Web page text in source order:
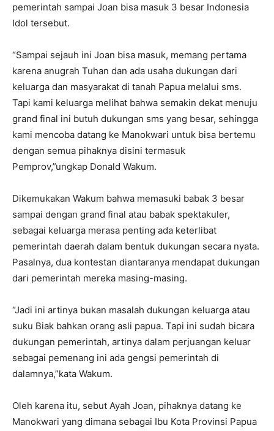
pemerintah sampai Joan bisa masuk 3 besar Indonesia
Idol tersebut.
“Sampai sejauh ini Joan bisa masuk, memang pertama
karena anugrah Tuhan dan ada usaha dukungan dari
keluarga dan masyarakat di tanah Papua melalui sms.
Tapi kami keluarga melihat bahwa semakin dekat menuju
grand final ini butuh dukungan sms yang besar, sehingga
kami mencoba datang ke Manokwari untuk bisa bertemu
dengan semua pihaknya disini termasuk
Pemprov,”ungkap Donald Wakum.
Dikemukakan Wakum bahwa memasuki babak 3 besar
sampai dengan grand final atau babak spektakuler,
sebagai keluarga merasa penting ada keterlibat
pemerintah daerah dalam bentuk dukungan secara nyata.
Pasalnya, dua kontestan diantaranya mendapat dukungan
dari pemerintah mereka masing-masing.
“Jadi ini artinya bukan masalah dukungan keluarga atau
suku Biak bahkan orang asli papua. Tapi ini sudah bicara
dukungan pemerintah, artinya dalam perjuangan keluar
sebagai pemenang ini ada gengsi pemerintah di
dalamnya,”kata Wakum.
Oleh karena itu, sebut Ayah Joan, pihaknya datang ke
Manokwari yang dimana sebagai Ibu Kota Provinsi Papua